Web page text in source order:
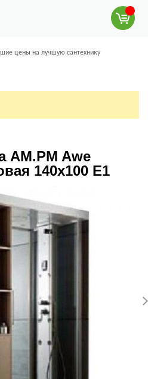
цены на лучшую сантехнику
AM.PM Awe
140x100 E1